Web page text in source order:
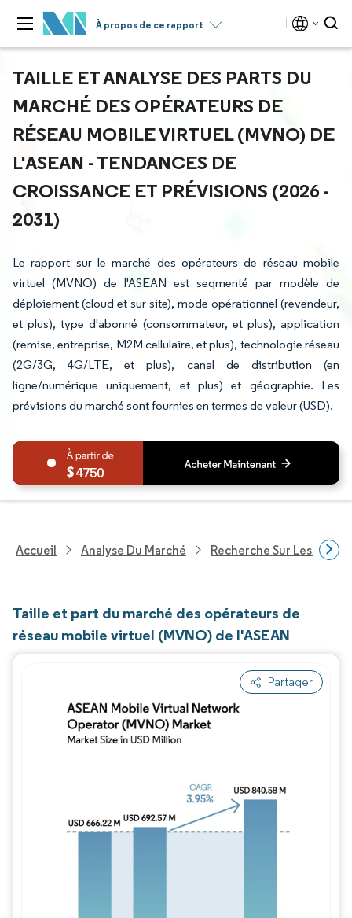
À propos de ce rapport
TAILLE ET ANALYSE DES PARTS DU
MARCHÉ DES OPÉRATEURS DE
RÉSEAU MOBILE VIRTUEL (MVNO) DE
L'ASEAN - TENDANCES DE
CROISSANCE ET PRÉVISIONS (2026 -
2031)
Le rapport sur le marché des opérateurs de réseau mobile
virtuel (MVNO) de l'ASEAN est segmenté par modèle de
déploiement (cloud et sur site), mode opérationnel (revendeur,
et plus), type d'abonné (consommateur, et plus), application
(remise, entreprise, M2M cellulaire, et plus), technologie réseau
(2G/3G, 4G/LTE, et plus), canal de distribution (en
ligne/numérique uniquement, et plus) et géographie. Les
prévisions du marché sont fournies en termes de valeur (USD).
4750
Accueil Analyse Du Marché Recherche Sur Les
Taille et part du marché des opérateurs de
réseau mobile virtuel (MVNO) de l'ASEAN
Partager